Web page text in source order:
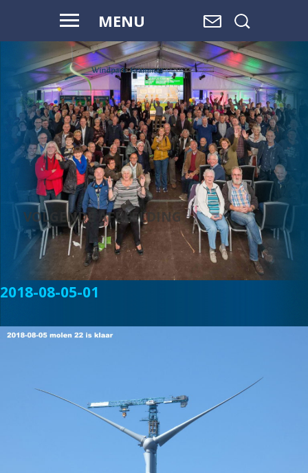
MENU
VOOR HAAR
EN ONZE
TOEKOMST
VOLGENDE AFBEELDING
2018-08-05-01